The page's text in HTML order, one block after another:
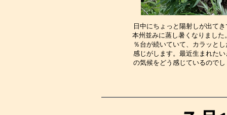
日中にちょっと陽射しが出て
本州並みに蒸し暑くなりまし
％台が続いていて、カラッと
感じがします。最近生まれた
の気候をどう感